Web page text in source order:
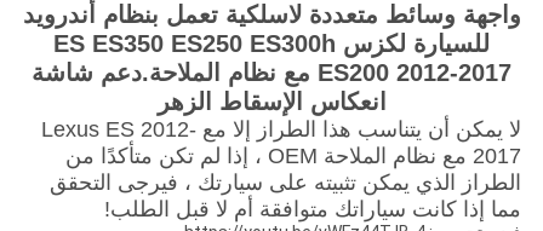
واجهة وسائط متعددة لاسلكية تعمل بنظام أندرويد
للسيارة لكزس ES ES350 ES250 ES300h
ES200 2012-2017 مع نظام الملاحة.دعم شاشة
انعكاس الإسقاط الزهر
لا يمكن أن يتناسب هذا الطراز إلا مع Lexus ES 2012-
2017 مع نظام الملاحة OEM ، إذا لم تكن متأكدًا من
الطراز الذي يمكن تثبيته على سيارتك ، فيرجى التحقق
مما إذا كانت سياراتك متوافقة أم لا قبل الطلب!